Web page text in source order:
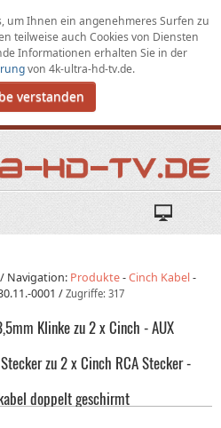
umIhnen ein angenehmeres Surfen zu
teilweise auch Cookies von Diensten
Informationen erhalten Sie in der
von 4k-ultra-hd-tv.de.
verstanden
Navigation: Produkte-Cinch Kabel-
0001 / Zugriffe: 317
Klinke zu 2 x Cinch - AUX
zu 2 x Cinch RCA Stecker -
doppelt geschirmt